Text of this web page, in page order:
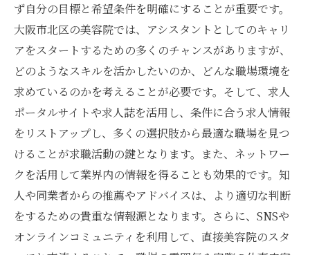
ず自分の目標と希望条件を明確にすることが重要です。
大阪市北区の美容院では、アシスタントとしてのキャリ
アをスタートするための多くのチャンスがありますが、
どのようなスキルを活かしたいのか、どんな職場環境を
求めているのかを考えることが必要です。そして、求人
ポータルサイトや求人誌を活用し、条件に合う求人情報
をリストアップし、多くの選択肢から最適な職場を見つ
けることが求職活動の鍵となります。また、ネットワー
クを活用して業界内の情報を得ることも効果的です。知
人や同業者からの推薦やアドバイスは、より適切な判断
をするための貴重な情報源となります。さらに、SNSや
オンラインコミュニティを利用して、直接美容院のスタ